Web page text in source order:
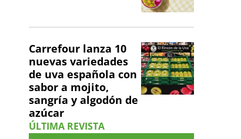
Carrefour lanza 10
nuevas variedades
de uva española con
sabor a mojito,
sangría y algodón de
azúcar
ÚLTIMA REVISTA